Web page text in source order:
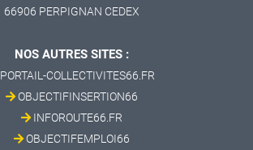
66906 PERPIGNAN CEDEX
NOS AUTRES SITES :
PORTAIL-COLLECTIVITES66.FR
OBJECTIFINSERTION66
INFOROUTE66.FR
OBJECTIFEMPLOI66